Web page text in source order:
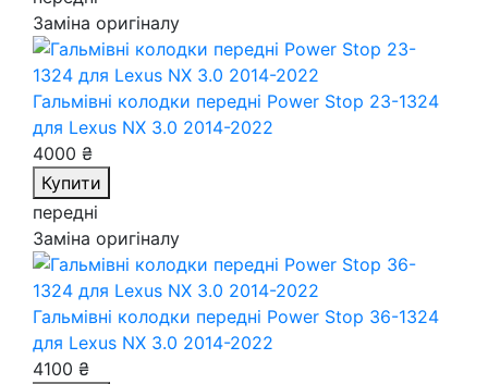
Заміна оригіналу
Гальмівні колодки передні Power Stop 23-1324
для Lexus NX 3.0 2014-2022
4000 ₴
Купити
передні
Заміна оригіналу
Гальмівні колодки передні Power Stop 36-1324
для Lexus NX 3.0 2014-2022
4100 ₴